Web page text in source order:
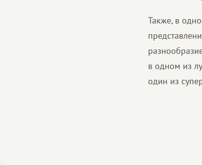
Также, в
в одном из
один из